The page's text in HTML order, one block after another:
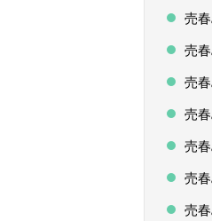
売
売
売
売
売
売
売